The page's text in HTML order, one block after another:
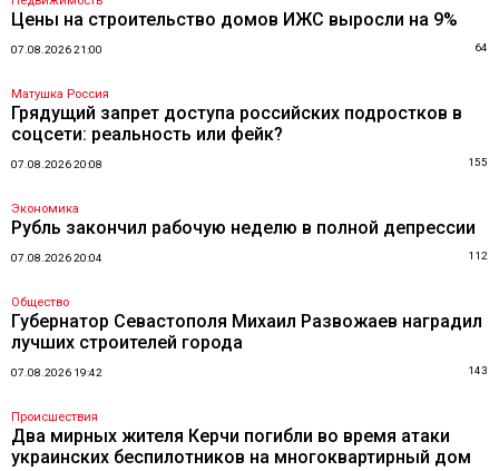
Цены на строительство домов ИЖС выросли на 9%
07.08.2026 21:00 64
Матушка Россия
Грядущий запрет доступа российских подростков в
соцсети: реальность или фейк?
07.08.2026 20:08 155
Экономика
Рубль закончил рабочую неделю в полной депрессии
07.08.2026 20:04 112
Общество
Губернатор Севастополя Михаил Развожаев наградил
лучших строителей города
07.08.2026 19:42 143
Происшествия
Два мирных жителя Керчи погибли во время атаки
украинских беспилотников на многоквартирный дом